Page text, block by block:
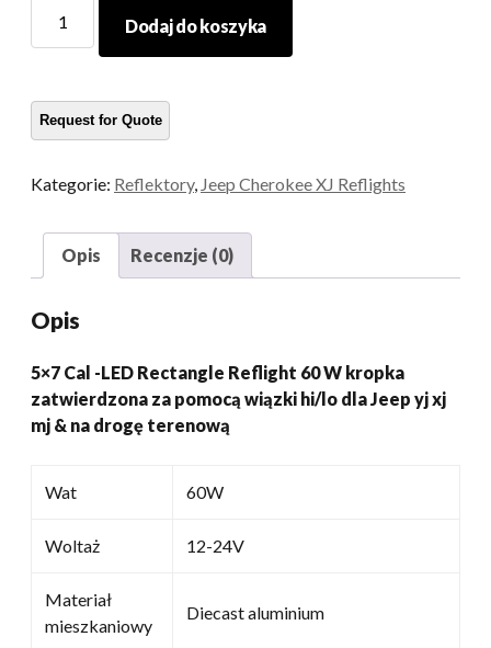
LED
60W
wiązką
xj
&
Na
drogę
Dodaj do koszyka
Kategorie: Reflektory, Jeep Cherokee XJ Reflights
Opis Recenzje (0)
Opis
5×7 Cal -LED Rectangle Reflight 60 W kropka
zatwierdzona za pomocą wiązki hi/lo dla Jeep yj xj
mj & na drogę terenową
Wat 60W
Woltaż 12-24V
Materiał
mieszkaniowy
Diecast aluminium